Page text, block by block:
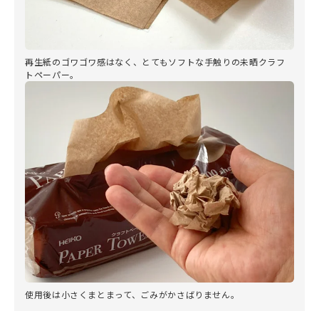
再生紙のゴワゴワ感はなく、とてもソフトな手触りの未晒クラフ
トペーパー。
使用後は小さくまとまって、ごみがかさばりません。